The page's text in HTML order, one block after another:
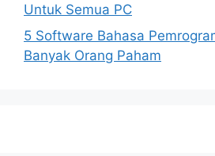
Untuk Semua PC
5 Software Bahasa
Banyak Orang Paham